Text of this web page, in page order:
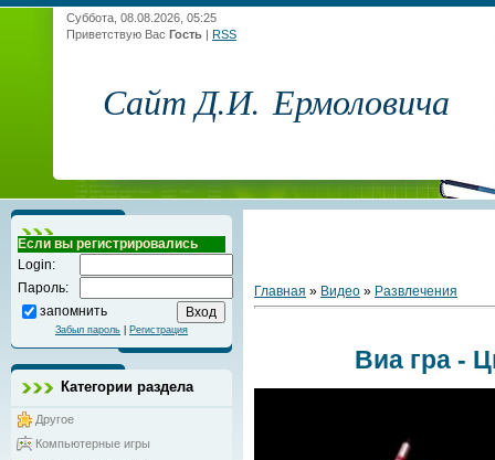
Суббота, 08.08.2026, 05:25
Приветствую Вас Гость | RSS
Сайт Д.И. Ермоловича
Если вы регистрировались
Login:
Пароль:
запомнить
Забыл пароль Регистрация
Категории раздела
Другое
Компьютерные игры
Главная » Видео » Развлечения
Виа гра -